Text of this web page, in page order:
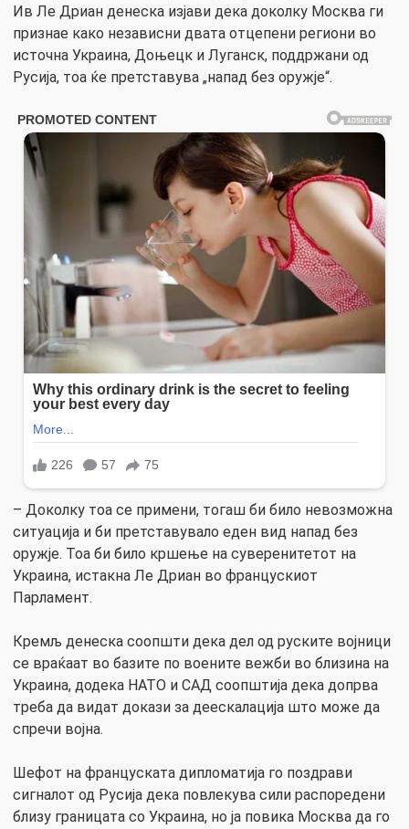
Ив Ле Дриан денеска изјави дека доколку Москва ги
признае како независни двата отцепени региони во
источна Украина, Доњецк и Луганск, поддржани од
Русија, тоа ќе претставува „напад без оружје“.
– Доколку тоа се примени, тогаш би било невозможна
ситуација и би претставувало еден вид напад без
оружје. Тоа би било кршење на суверенитетот на
Украина, истакна Ле Дриан во францускиот
Парламент.
Кремљ денеска соопшти дека дел од руските војници
се враќаат во базите по воените вежби во близина на
Украина, додека НАТО и САД соопштија дека допрва
треба да видат докази за деескалација што може да
спречи војна.
Шефот на француската дипломатија го поздрави
сигналот од Русија дека повлекува сили распоредени
близу границата со Украина, но ја повика Москва да го